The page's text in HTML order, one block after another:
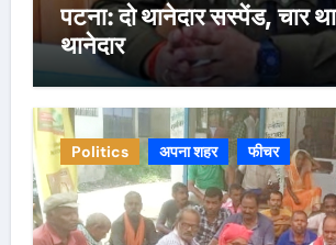
पटना: दो थानेदार सस्पेंड, चार
थानेदार
Politics अपना शहर फीचर